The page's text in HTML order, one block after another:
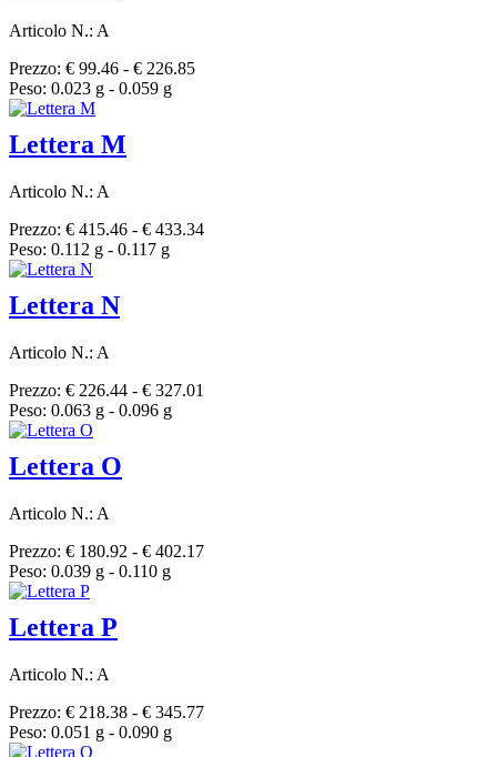
Articolo N.: A
Prezzo: € 99.46 - € 226.85
Peso: 0.023 g - 0.059 g
Lettera M
Articolo N.: A
Prezzo: € 415.46 - € 433.34
Peso: 0.112 g - 0.117 g
Lettera N
Articolo N.: A
Prezzo: € 226.44 - € 327.01
Peso: 0.063 g - 0.096 g
Lettera O
Articolo N.: A
Prezzo: € 180.92 - € 402.17
Peso: 0.039 g - 0.110 g
Lettera P
Articolo N.: A
Prezzo: € 218.38 - € 345.77
Peso: 0.051 g - 0.090 g